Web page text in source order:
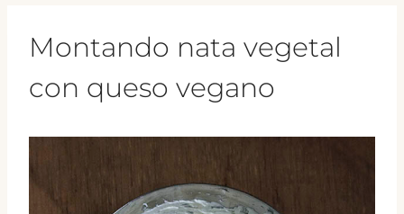
Montando nata vegetal
con queso vegano